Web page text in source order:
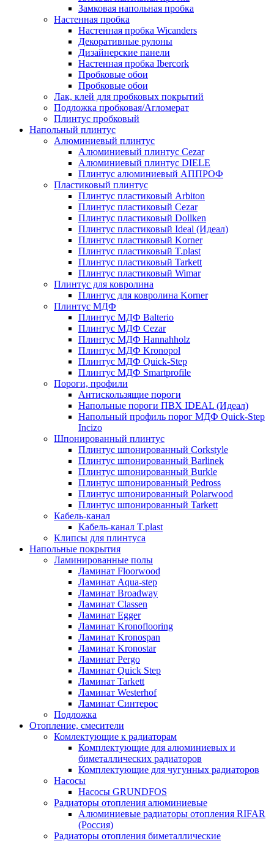
Замковая напольная пробка
Настенная пробка
Настенная пробка Wicanders
Декоративные рулоны
Дизайнерские панели
Настенная пробка Ibercork
Пробковые обои
Пробковые обои
Лак, клей для пробковых покрытий
Подложка пробковая/Агломерат
Плинтус пробковый
Напольный плинтус
Алюминиевый плинтус
Алюминиевый плинтус Cezar
Алюминиевый плинтус DIELE
Плинтус алюминиевый АППРОФ
Пластиковый плинтус
Плинтус пластиковый Arbiton
Плинтус пластиковый Cezar
Плинтус пластиковый Dollken
Плинтус пластиковый Ideal (Идеал)
Плинтус пластиковый Korner
Плинтус пластиковый T.plast
Плинтус пластиковый Tarkett
Плинтус пластиковый Wimar
Плинтус для ковролина
Плинтус для ковролина Korner
Плинтус МДФ
Плинтус МДФ Balterio
Плинтус МДФ Cezar
Плинтус МДФ Hannahholz
Плинтус МДФ Kronopol
Плинтус МДФ Quick-Step
Плинтус МДФ Smartprofile
Пороги, профили
Антискользящие пороги
Напольные пороги ПВХ IDEAL (Идеал)
Напольный профиль порог МДФ Quick-Step
Incizo
Шпонированный плинтус
Плинтус шпонированный Corkstyle
Плинтус шпонированный Barlinek
Плинтус шпонированный Burkle
Плинтус шпонированный Pedross
Плинтус шпонированный Polarwood
Плинтус шпонированный Tarkett
Кабель-канал
Кабель-канал T.plast
Клипсы для плинтуса
Напольные покрытия
Ламинированные полы
Ламинат Floorwood
Ламинат Aqua-step
Ламинат Broadway
Ламинат Classen
Ламинат Egger
Ламинат Kronoflooring
Ламинат Kronospan
Ламинат Kronostar
Ламинат Pergo
Ламинат Quick Step
Ламинат Tarkett
Ламинат Westerhof
Ламинат Синтерос
Подложка
Отопление, смесители
Комлектующие к радиаторам
Комплектующие для алюминиевых и
биметаллических радиаторов
Комплектующие для чугунных радиаторов
Насосы
Насосы GRUNDFOS
Радиаторы отопления алюминиевые
Алюминиевые радиаторы отопления RIFAR
(Россия)
Радиаторы отопления биметаллические